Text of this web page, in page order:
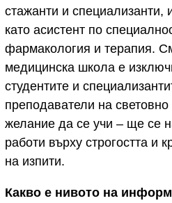
стажанти и
като асистент по
фармакология и терапия.
медицинска школа е
студентите и
преподаватели на
желание да се учи – ще се
работи върху строгостта и
на изпити.
Какво е нивото на